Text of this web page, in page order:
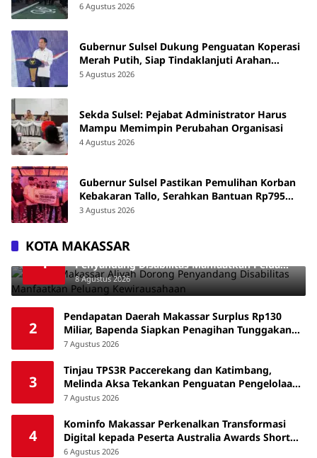
6 Agustus 2026
Gubernur Sulsel Dukung Penguatan Koperasi
Merah Putih, Siap Tindaklanjuti Arahan
Pemerintah Pusat
5 Agustus 2026
Sekda Sulsel: Pejabat Administrator Harus
Mampu Memimpin Perubahan Organisasi
4 Agustus 2026
Gubernur Sulsel Pastikan Pemulihan Korban
Kebakaran Tallo, Serahkan Bantuan Rp795
Juta
3 Agustus 2026
KOTA MAKASSAR
1
Wawali Makassar Aliyah Dorong
Penyandang Disabilitas Manfaatkan Peluang
Kewirausahaan
8 Agustus 2026
2
Pendapatan Daerah Makassar Surplus Rp130
Miliar, Bapenda Siapkan Penagihan Tunggakan
Pajak
7 Agustus 2026
3
Tinjau TPS3R Paccerekang dan Katimbang,
Melinda Aksa Tekankan Penguatan Pengelolaan
Sampah dari Sumber
7 Agustus 2026
4
Kominfo Makassar Perkenalkan Transformasi
Digital kepada Peserta Australia Awards Short
Course
6 Agustus 2026